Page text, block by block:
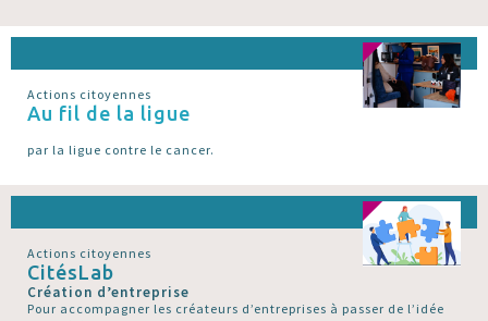
Actions citoyennes
Au fil de la ligue
par la ligue contre le cancer.
Actions citoyennes
CitésLab
Création d’entreprise
Pour accompagner les créateurs d’entreprises à passer de l’idée